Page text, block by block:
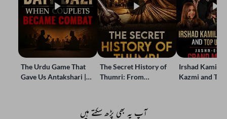
The Urdu Game That
Gave Us Antakshari |
The Secret History of
Thumri: From
Irshad Kamil,
Kazmi and
آپ یہ بھی پڑھ سکتے ہیں